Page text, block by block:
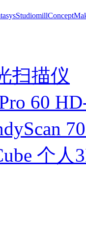
StudiomillConcept
扫描仪
60
个人